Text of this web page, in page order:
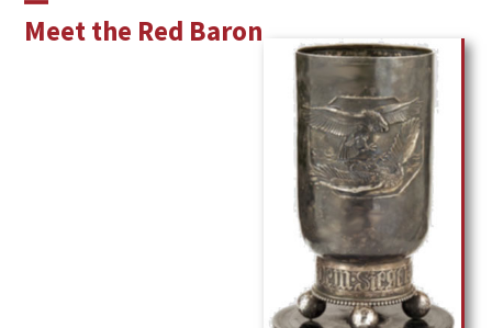
Meet the Red Baron
Open
Close